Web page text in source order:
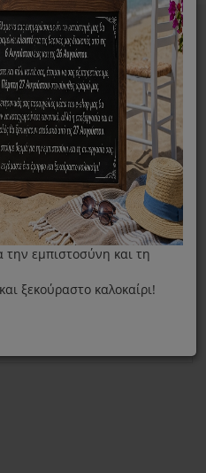
Ροφημάτων
Pyrex SB380
την εμπιστοσύνη και τη
ξεκούραστο καλοκαίρι!